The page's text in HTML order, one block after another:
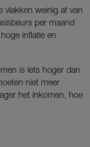
weinig af van
per maand
inflatie en
is iets hoger dan
niet meer
het inkomen, hoe